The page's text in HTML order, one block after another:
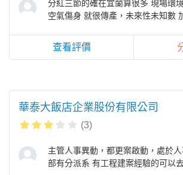
分紅三節的確在宜蘭算很多 現場環
空氣傷身 就很傳產，未來性未知數
查看評價
華泰大飯店企業股份有限公司
(3)
主管人事異動，都更案啟動，處於人
部有分派系 有工程建案經驗的可以去試